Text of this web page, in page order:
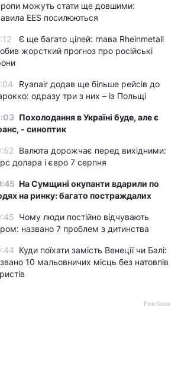
можуть стати ще довшими:
EES посилюються
Є ще багато цілей: глава Rheinmetall
жорсткий прогноз про російські
Ryanair додав ще більше рейсів до
одразу три з них – із Польщі
Похолодання в Україні буде, але є
- синоптик
Валюта дорожчає перед вихідними:
долара і євро 7 серпня
На Сумщині окупанти вдарили по
на ринку: багато постраждалих
Чому люди постійно відчувають
названо 7 проблем з дитинства
Куди поїхати замість Венеції чи Балі:
10 мальовничих місць без натовпів
Реклама